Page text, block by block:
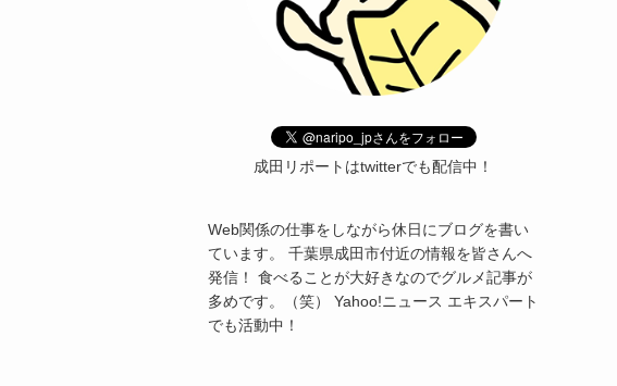
成田リポートはtwitterでも配信中！
Web関係の仕事をしながら休日にブログを書い
ています。 千葉県成田市付近の情報を皆さんへ
発信！ 食べることが大好きなのでグルメ記事が
多めです。（笑） Yahoo!ニュース エキスパート
でも活動中！